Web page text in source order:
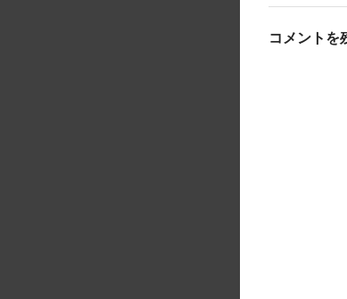
コメントを